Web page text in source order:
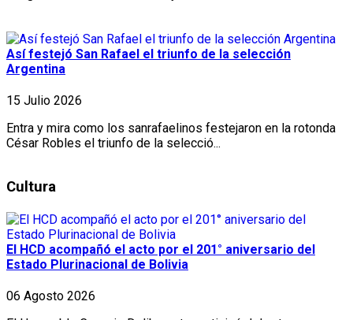
Así festejó San Rafael el triunfo de la selección
Argentina
15 Julio 2026
Entra y mira como los sanrafaelinos festejaron en la rotonda
César Robles el triunfo de la selecció...
Cultura
El HCD acompañó el acto por el 201° aniversario del
Estado Plurinacional de Bolivia
06 Agosto 2026